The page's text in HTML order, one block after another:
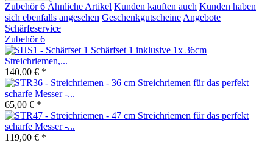
Zubehör6 Ähnliche Artikel Kunden kauften auch Kunden haben
sich ebenfalls angesehen Geschenkgutscheine Angebote
Schärfeservice
Zubehör6
Schärfset 1 inklusive 1x 36cm
Streichriemen,...
140,00 € *
Streichriemen für das perfekt
scharfe Messer -...
65,00 € *
Streichriemen für das perfekt
scharfe Messer -...
119,00 € *